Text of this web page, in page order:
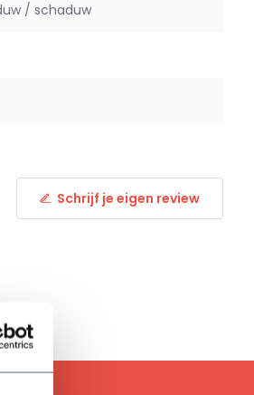
/ schaduw
Schrijf je eigen review